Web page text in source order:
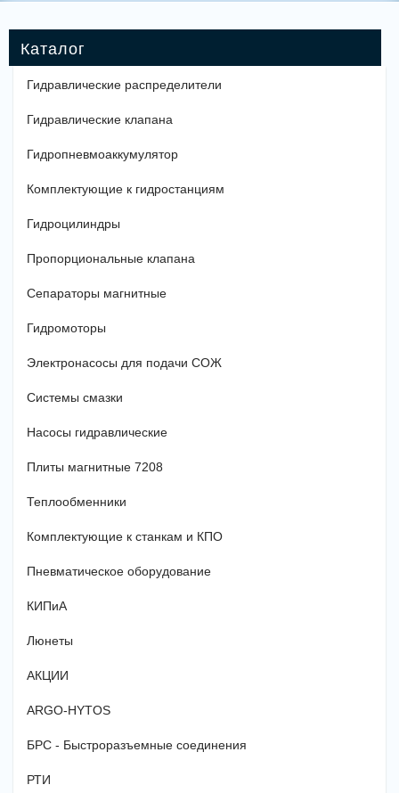
Гидравлические распределители
Гидравлические клапана
Гидропневмоаккумулятор
Комплектующие к гидростанциям
Гидроцилиндры
Пропорциональные клапана
Сепараторы магнитные
Гидромоторы
Электронасосы для подачи СОЖ
Системы смазки
Насосы гидравлические
Плиты магнитные 7208
Теплообменники
Комплектующие к станкам и КПО
Пневматическое оборудование
КИПиА
Люнеты
АКЦИИ
ARGO-HYTOS
БРС - Быстроразъемные соединения
РТИ